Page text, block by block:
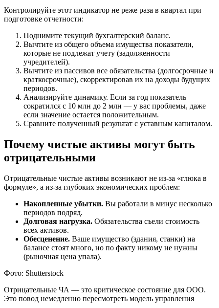
Контролируйте этот индикатор не реже раза в квартал при
подготовке отчетности:
Поднимите текущий бухгалтерский баланс.
Вычтите из общего объема имущества показатели,
которые не подлежат учету (задолженности
учредителей).
Вычтите из пассивов все обязательства (долгосрочные и
краткосрочные), скорректировав их на доходы будущих
периодов.
Анализируйте динамику. Если за год показатель
сократился с 10 млн до 2 млн — у вас проблемы, даже
если значение остается положительным.
Сравните полученный результат с уставным капиталом.
Почему чистые активы могут быть
отрицательными
Отрицательные чистые активы возникают не из-за «глюка в
формуле», а из-за глубоких экономических проблем:
Накопленные убытки. Вы работали в минус несколько
периодов подряд.
Долговая нагрузка. Обязательства съели стоимость
всех активов.
Обесценение. Ваше имущество (здания, станки) на
балансе стоят много, но по факту никому не нужны
(рыночная цена упала).
Фото: Shutterstock
Отрицательные ЧА — это критическое состояние для ООО.
Это повод немедленно пересмотреть модель управления